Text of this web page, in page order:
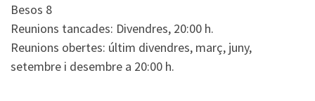
Besos 8
Reunions tancades: Divendres, 20:00 h.
Reunions obertes: últim divendres, març, juny,
setembre i desembre a 20:00 h.